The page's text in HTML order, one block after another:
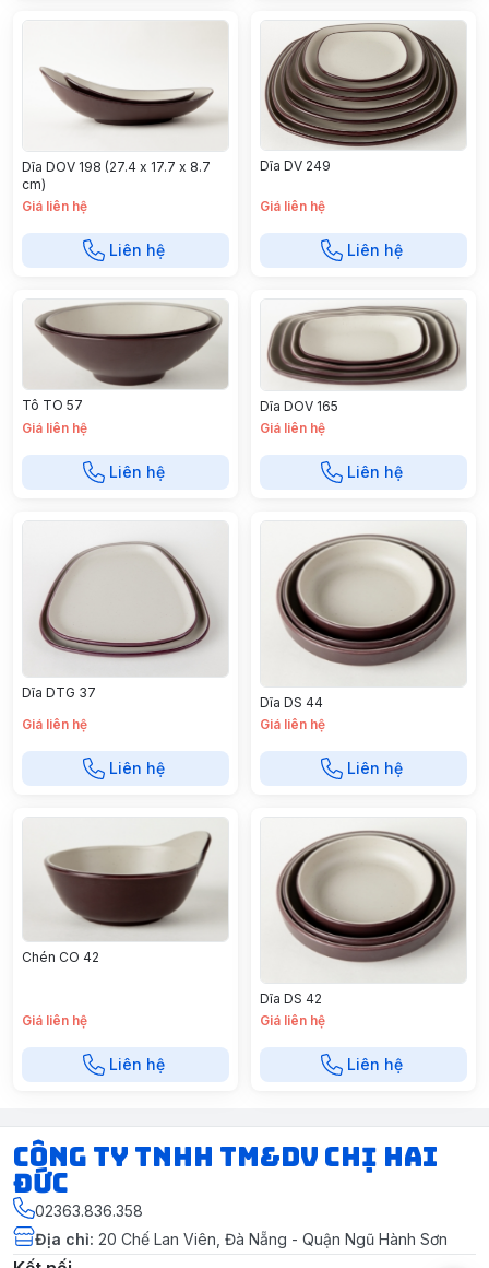
Dĩa DOV 198 (27.4 x 17.7 x 8.7
cm)
Giá liên hệ
Liên hệ
Dĩa DV 249
Giá liên hệ
Liên hệ
Tô TO 57
Giá liên hệ
Liên hệ
Dĩa DOV 165
Giá liên hệ
Liên hệ
Dĩa DTG 37
Giá liên hệ
Liên hệ
Dĩa DS 44
Giá liên hệ
Liên hệ
Chén CO 42
Giá liên hệ
Liên hệ
Dĩa DS 42
Giá liên hệ
Liên hệ
CÔNG TY TNHH TM&DV CHỊ HAI
ĐỨC
02363.836.358
Địa chỉ: 20 Chế Lan Viên, Đà Nẵng - Quận Ngũ Hành Sơn